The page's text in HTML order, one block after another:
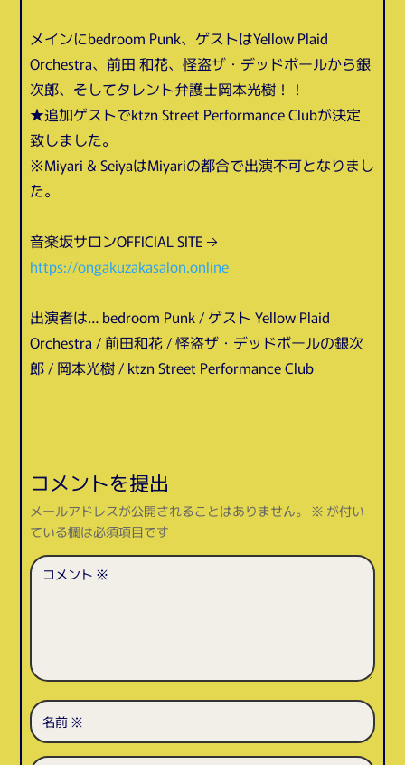
メインにbedroom Punk、ゲストはYellow Plaid
Orchestra、前田 和花、怪盗ザ・デッドボールから銀
次郎、そしてタレント弁護士岡本光樹！！
★追加ゲストでktzn Street Performance Clubが決定
致しました。
※Miyari & SeiyaはMiyariの都合で出演不可となりまし
た。
音楽坂サロンOFFICIAL SITE →
https://ongakuzakasalon.online
出演者は… bedroom Punk / ゲスト Yellow Plaid
Orchestra / 前田和花 / 怪盗ザ・デッドボールの銀次
郎 / 岡本光樹 / ktzn Street Performance Club
コメントを提出
メールアドレスが公開されることはありません。 ※ が付い
ている欄は必須項目です